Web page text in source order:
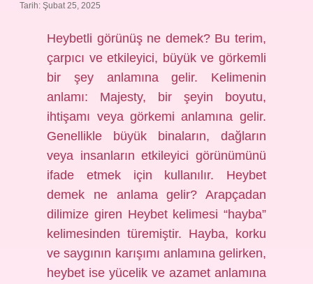
Tarih: Şubat 25, 2025
Heybetli görünüş ne demek? Bu terim,
çarpıcı ve etkileyici, büyük ve görkemli
bir şey anlamına gelir. Kelimenin
anlamı: Majesty, bir şeyin boyutu,
ihtişamı veya görkemi anlamına gelir.
Genellikle büyük binaların, dağların
veya insanların etkileyici görünümünü
ifade etmek için kullanılır. Heybet
demek ne anlama gelir? Arapçadan
dilimize giren Heybet kelimesi “hayba”
kelimesinden türemiştir. Hayba, korku
ve saygının karışımı anlamına gelirken,
heybet ise yücelik ve azamet anlamına